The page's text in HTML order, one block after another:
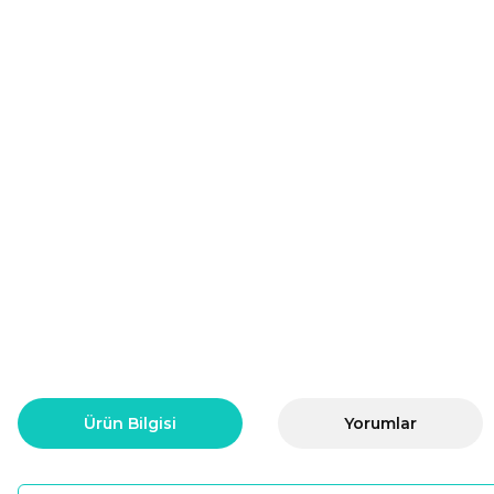
Ürün Bilgisi Yorumlar